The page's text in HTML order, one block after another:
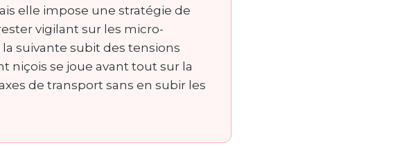
elle impose une stratégie de
vigilant sur les micro-
suivante subit des tensions
niçois se joue avant tout sur la
de transport sans en subir les